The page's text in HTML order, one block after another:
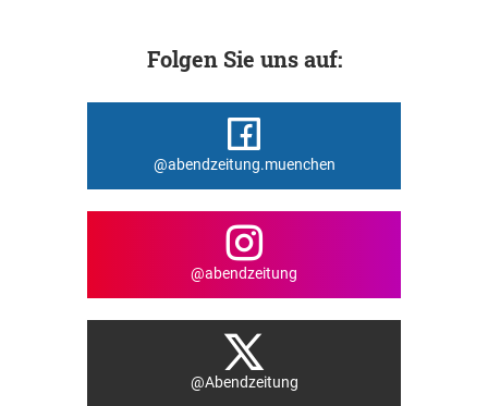
Folgen Sie uns auf:
@abendzeitung.muenchen
@abendzeitung
@Abendzeitung